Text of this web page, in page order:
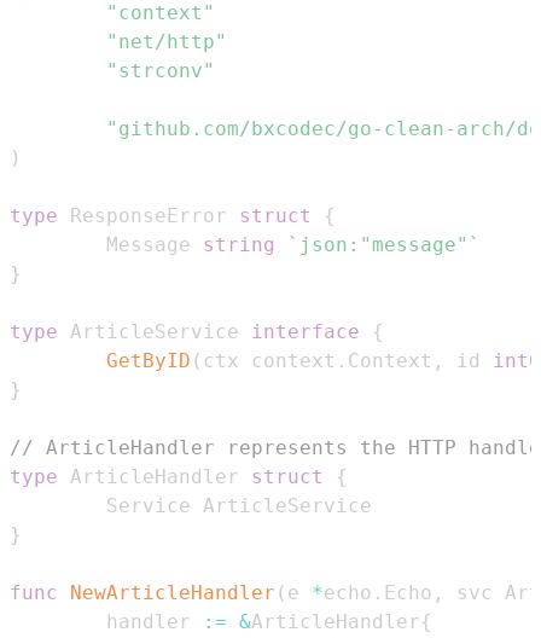
"context"
"net/http"
"strconv"
"github.com/bxcodec/go-clean-arch/
)
type ResponseError struct
{
        Message
string
`json:"message"`
}
type ArticleService interface
{
GetByID ( ctx context . Context , id
}
// ArticleHandler represents the HTTP
type ArticleHandler struct
{
}
func NewArticleHandler ( e *echo . Echo ,
svc
        handler
:= &ArticleHandler{